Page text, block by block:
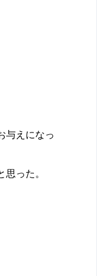
与えになっ
った。